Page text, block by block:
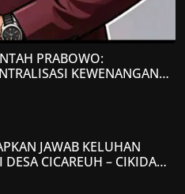
PRABOWO:
KEWENANGAN
RI BERIKAN TANGGAPAN
JAWAB KELUHAN
CICAREUH – CIKIDANG